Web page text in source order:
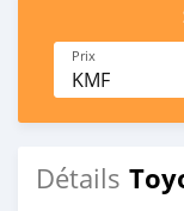
Prix
KMF
Détails